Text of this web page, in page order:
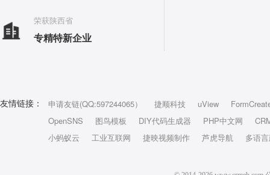
荣获陕西省
专精特新企业
友情链接： 申请友链(QQ:597244065） 捷顺科技 uView
OpenSNS
图鸟模板 DIY代码生成器 PHP中文网
小蚂蚁云
工业互联网 捷映视频制作 芦虎导航 多语